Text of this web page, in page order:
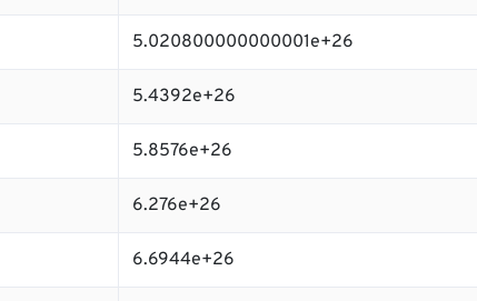
5.020800000000001e+26
5.4392e+26
5.8576e+26
6.276e+26
6.6944e+26